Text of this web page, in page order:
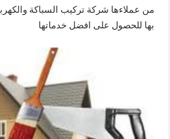
من عملاءها شركة تركيب السباكة
بها للحصول على افضل خدماتها